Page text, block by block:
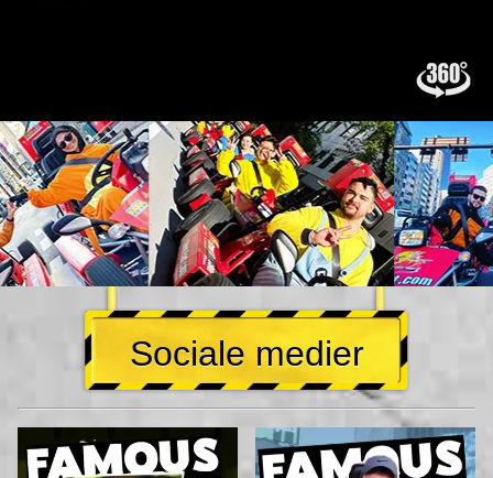
Sociale medier